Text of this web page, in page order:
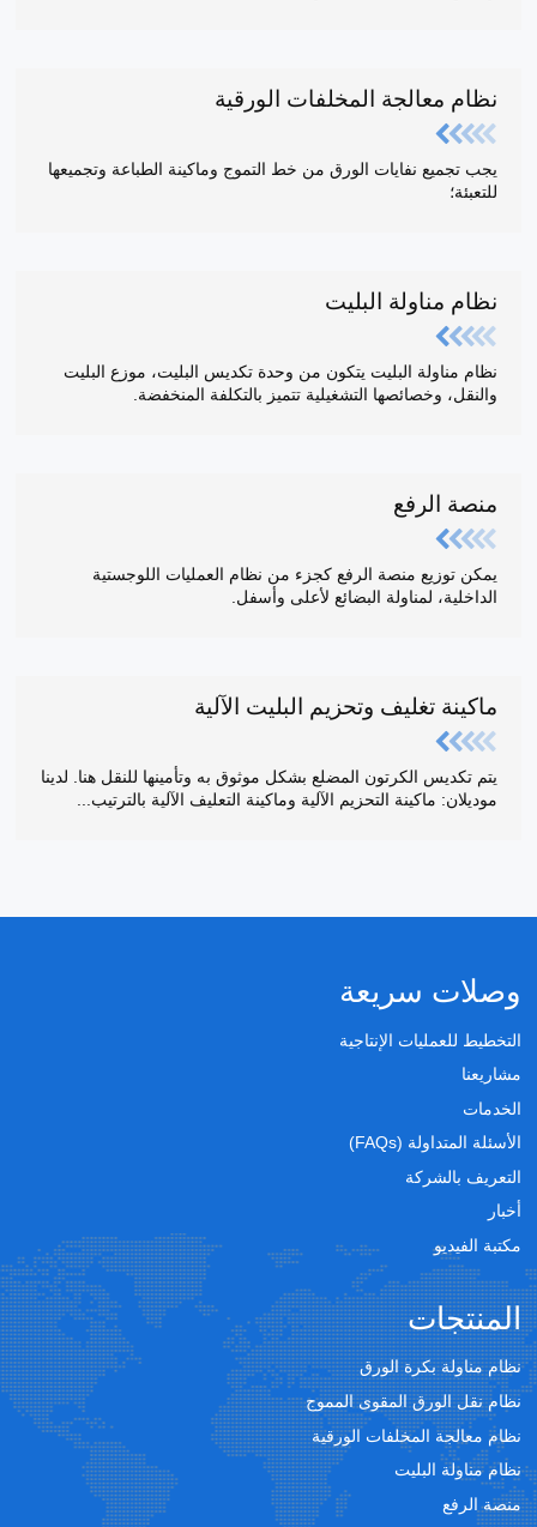
نظام معالجة المخلفات الورقية
يجب تجميع نفايات الورق من خط التموج وماكينة الطباعة وتجميعها
للتعبئة؛
نظام مناولة البليت
نظام مناولة البليت يتكون من وحدة تكديس البليت، موزع البليت
والنقل، وخصائصها التشغيلية تتميز بالتكلفة المنخفضة.
منصة الرفع
يمكن توزيع منصة الرفع كجزء من نظام العمليات اللوجستية
الداخلية، لمناولة البضائع لأعلى وأسفل.
ماكينة تغليف وتحزيم البليت الآلية
يتم تكديس الكرتون المضلع بشكل موثوق به وتأمينها للنقل هنا. لدينا
موديلان: ماكينة التحزيم الآلية وماكينة التعليف الآلية بالترتيب...
وصلات سريعة
التخطيط للعمليات الإنتاجية
مشاريعنا
الخدمات
الأسئلة المتداولة (FAQs)
التعريف بالشركة
أخبار
مكتبة الفيديو
المنتجات
نظام مناولة بكرة الورق
نظام نقل الورق المقوى المموج
نظام معالجة المخلفات الورقية
نظام مناولة البليت
منصة الرفع